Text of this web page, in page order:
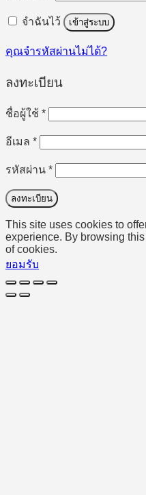
จำฉันไว้ เข้าสู่ระบบ
คุณจำรหัสผ่านไม่ได้?
ลงทะเบียน
ชื่อผู้ใช้ *ต้องการ
อีเมล *ต้องการ
รหัสผ่าน *ต้องการ
ลงทะเบียน
This site uses cookies to
experience. By browsing
of cookies.
ยอมรับ